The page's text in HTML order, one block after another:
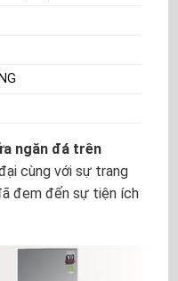
ngăn đá trên
cùng với sự trang
đem đến sự tiện ích